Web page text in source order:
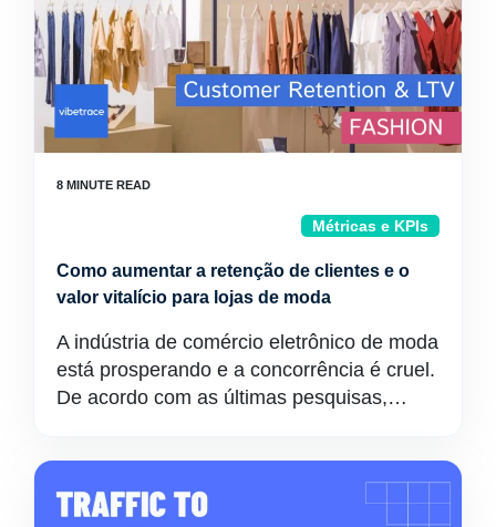
Métricas e KPIs
Como aumentar a retenção de clientes e o
valor vitalício para lojas de moda
A indústria de comércio eletrônico de moda
está prosperando e a concorrência é cruel.
De acordo com as últimas pesquisas,…